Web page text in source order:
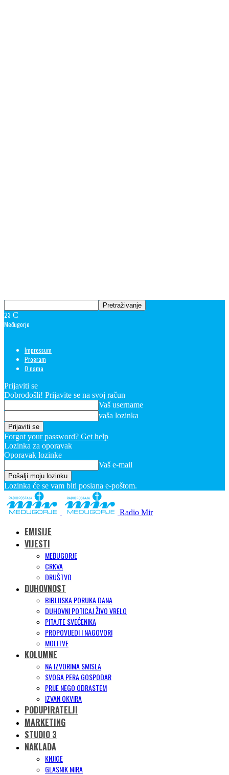
23 C
Međugorje
Impressum
Program
O nama
Prijaviti se
Dobrodošli! Prijavite se na svoj račun
Vaš username
vaša lozinka
Forgot your password? Get help
Lozinka za oporavak
Oporavak lozinke
Vaš e-mail
Lozinka će se vam biti poslana e-poštom.
Radio Mir
EMISIJE
VIJESTI
MEĐUGORJE
CRKVA
DRUŠTVO
DUHOVNOST
BIBLIJSKA PORUKA DANA
DUHOVNI POTICAJ ŽIVO VRELO
PITAJTE SVEĆENIKA
PROPOVIJEDI I NAGOVORI
MOLITVE
KOLUMNE
NA IZVORIMA SMISLA
SVOGA PERA GOSPODAR
PRIJE NEGO ODRASTEM
IZVAN OKVIRA
PODUPIRATELJI
MARKETING
STUDIO 3
NAKLADA
KNJIGE
GLASNIK MIRA